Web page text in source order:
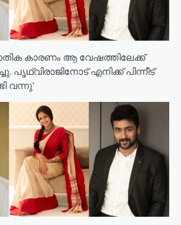
കാരണം ആ വേഷത്തിലേക്ക്
പൃഥ്വിരാജിനോട് എനിക്ക് പിന്നീട്
വന്നു’